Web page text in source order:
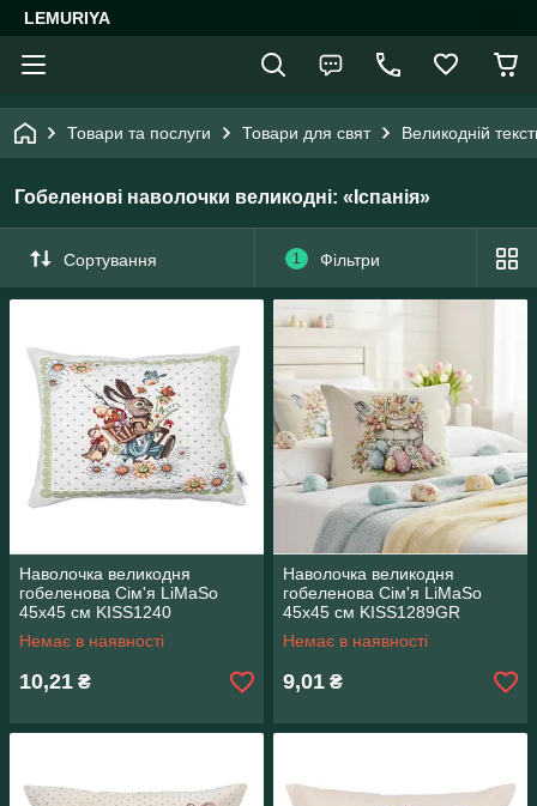
LEMURIYA
Товари та послуги Товари для свят Великодній
Гобеленові наволочки великодні: «Іспанія»
Сортування 1 Фільтри
Наволочка великодня
гобеленова Сім'я LiMaSo
45х45 см KISS1240
Немає в наявності
10,21 ₴
Наволочка великодня
гобеленова Сім'я LiMaSo
45х45 см KISS1289GR
Немає в наявності
9,01 ₴